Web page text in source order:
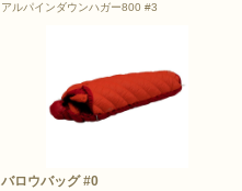
アルパインダウンハガー800 #3
バロウバッグ #0